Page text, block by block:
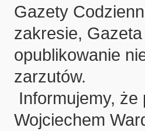
Gazety
zakresie,
opublikowanie
zarzutów.
Informujemy,
Wojciechem